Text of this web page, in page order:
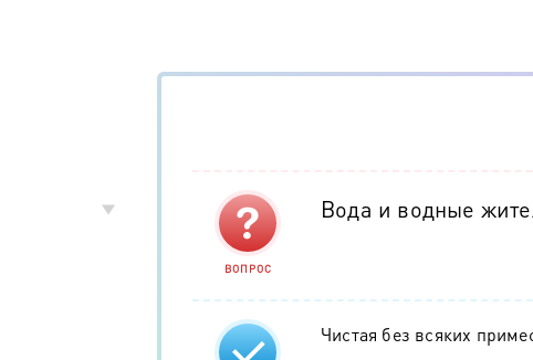
ВОПРОС
Вода и водные
Чистая без всяких